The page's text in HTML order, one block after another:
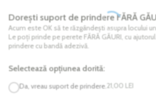
Dorești suport de prindere FĂRĂ
Acum este OK să te răzgândești asupra locului
Le poți prinde pe perete FĂRĂ GĂURI, cu
prindere cu bandă adezivă.
Selectează opțiunea dorită:
Da, vreau suport de prindere. 21,00 LEI